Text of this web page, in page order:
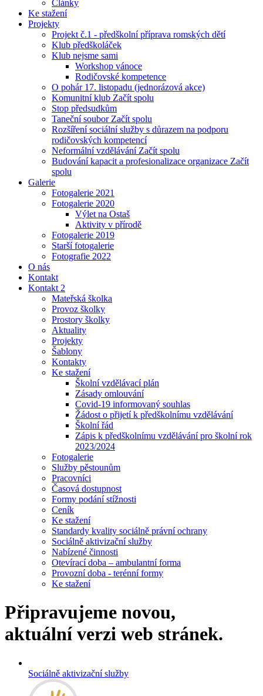
Články
Ke stažení
Projekty
Projekt č.1 - předškolní příprava romských dětí
Klub předškoláček
Klub nejsme sami
Workshop vánoce
Rodičovské kompetence
O pohár 17. listopadu (jednorázová akce)
Komunitní klub Začít spolu
Stop předsudkům
Taneční soubor Začít spolu
Rozšíření sociální služby s důrazem na podporu
rodičovských kompetencí
Neformální vzdělávání Začít spolu
Budování kapacit a profesionalizace organizace Začít
spolu
Galerie
Fotogalerie 2021
Fotogalerie 2020
Výlet na Ostaš
Aktivity v přírodě
Fotogalerie 2019
Starší fotogalerie
Fotografie 2022
O nás
Kontakt
Kontakt 2
Mateřská školka
Provoz školky
Prostory školky
Aktuality
Projekty
Šablony
Kontakty
Ke stažení
Školní vzdělávací plán
Zásady omlouvání
Covid-19 informovaný souhlas
Žádost o přijetí k předškolnímu vzdělávání
Školní řád
Zápis k předškolnímu vzdělávání pro školní rok
2023/2024
Fotogalerie
Služby pěstounům
Pracovníci
Časová dostupnost
Formy podání stížnosti
Ceník
Ke stažení
Standardy kvality sociálně právní ochrany
Sociálně aktivizační služby
Nabízené činnosti
Otevírací doba – ambulantní forma
Provozní doba - terénní formy
Ke stažení
Připravujeme novou,
aktuální verzi web stránek.
Sociálně aktivizační služby